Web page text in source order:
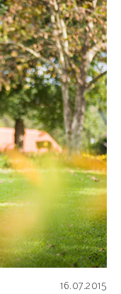
16.07.2015